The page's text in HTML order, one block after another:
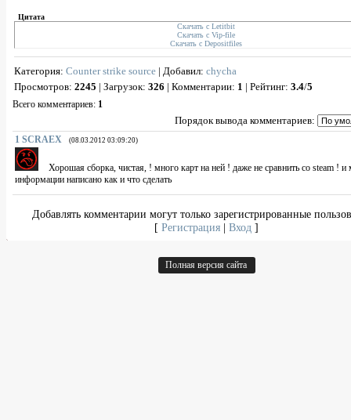
Цитата
Скачать с Letitbit
Скачать с Vip-file
Скачать с Depositfiles
Категория: Counter strike source | Добавил: chycha
Просмотров: 2245 | Загрузок: 326 | Комментарии: 1 | Рейтинг: 3.4/5
Всего комментариев: 1
Порядок вывода комментариев:
1 SCRAEX (08.03.2012 03:09:20)
Хорошая сборка, чистая, ! много карт на ней ! даже не сравнить со steam ! и
информации написано как и что сделать
Добавлять комментарии могут только зарегистрированные
[ Регистрация | Вход ]
Полная версия сайта